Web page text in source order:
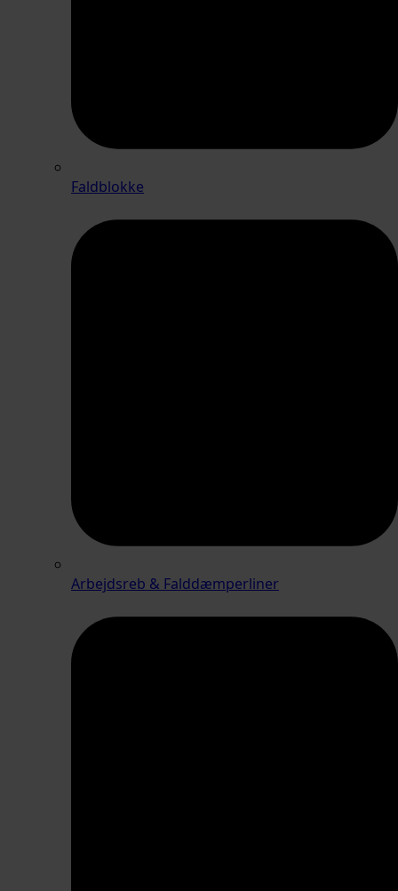
Faldblokke
Arbejdsreb & Falddæmperliner